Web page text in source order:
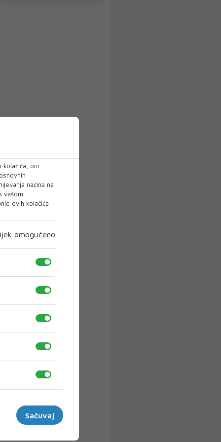
oni
načina na
vašom
ovih kolačića
omogućeno
Sačuvaj